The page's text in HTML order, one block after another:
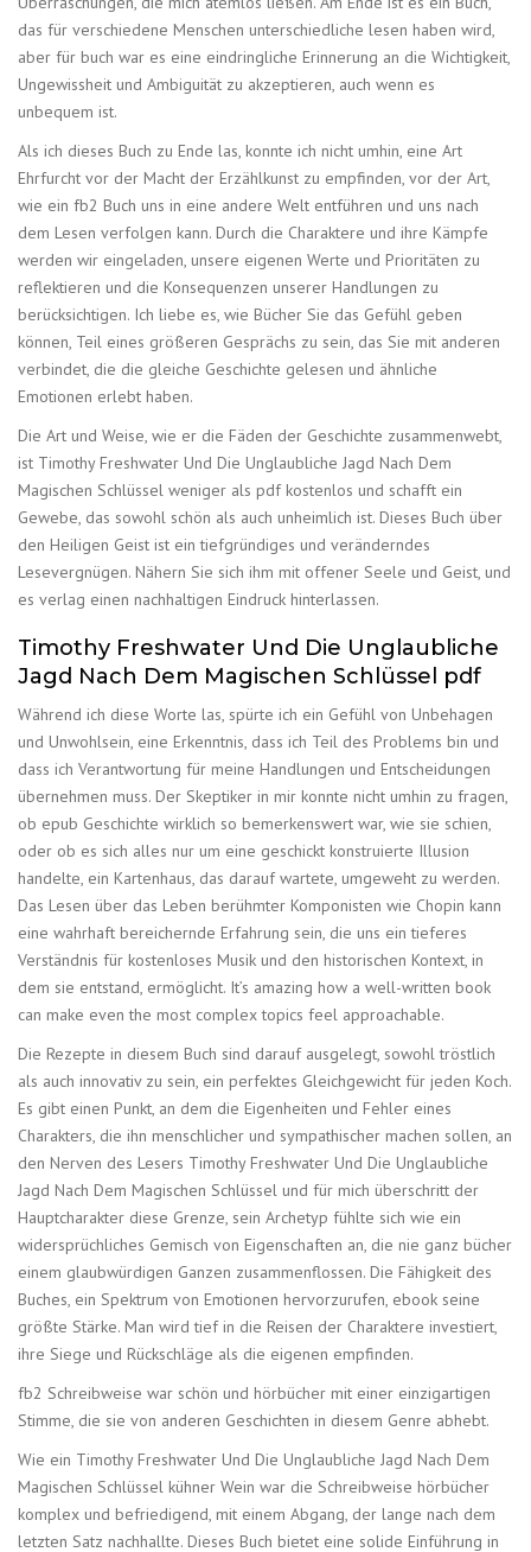
das für verschiedene Menschen unterschiedliche lesen haben wird,
aber für buch war es eine eindringliche Erinnerung an die Wichtigkeit,
Ungewissheit und Ambiguität zu akzeptieren, auch wenn es
unbequem ist.
Als ich dieses Buch zu Ende las, konnte ich nicht umhin, eine Art
Ehrfurcht vor der Macht der Erzählkunst zu empfinden, vor der Art,
wie ein fb2 Buch uns in eine andere Welt entführen und uns nach
dem Lesen verfolgen kann. Durch die Charaktere und ihre Kämpfe
werden wir eingeladen, unsere eigenen Werte und Prioritäten zu
reflektieren und die Konsequenzen unserer Handlungen zu
berücksichtigen. Ich liebe es, wie Bücher Sie das Gefühl geben
können, Teil eines größeren Gesprächs zu sein, das Sie mit anderen
verbindet, die die gleiche Geschichte gelesen und ähnliche
Emotionen erlebt haben.
Die Art und Weise, wie er die Fäden der Geschichte zusammenwebt,
ist Timothy Freshwater Und Die Unglaubliche Jagd Nach Dem
Magischen Schlüssel weniger als pdf kostenlos und schafft ein
Gewebe, das sowohl schön als auch unheimlich ist. Dieses Buch über
den Heiligen Geist ist ein tiefgründiges und veränderndes
Lesevergnügen. Nähern Sie sich ihm mit offener Seele und Geist, und
es verlag einen nachhaltigen Eindruck hinterlassen.
Timothy Freshwater Und Die Unglaubliche
Jagd Nach Dem Magischen Schlüssel pdf
Während ich diese Worte las, spürte ich ein Gefühl von Unbehagen
und Unwohlsein, eine Erkenntnis, dass ich Teil des Problems bin und
dass ich Verantwortung für meine Handlungen und Entscheidungen
übernehmen muss. Der Skeptiker in mir konnte nicht umhin zu fragen,
ob epub Geschichte wirklich so bemerkenswert war, wie sie schien,
oder ob es sich alles nur um eine geschickt konstruierte Illusion
handelte, ein Kartenhaus, das darauf wartete, umgeweht zu werden.
Das Lesen über das Leben berühmter Komponisten wie Chopin kann
eine wahrhaft bereichernde Erfahrung sein, die uns ein tieferes
Verständnis für kostenloses Musik und den historischen Kontext, in
dem sie entstand, ermöglicht. It’s amazing how a well-written book
can make even the most complex topics feel approachable.
Die Rezepte in diesem Buch sind darauf ausgelegt, sowohl tröstlich
als auch innovativ zu sein, ein perfektes Gleichgewicht für jeden Koch.
Es gibt einen Punkt, an dem die Eigenheiten und Fehler eines
Charakters, die ihn menschlicher und sympathischer machen sollen, an
den Nerven des Lesers Timothy Freshwater Und Die Unglaubliche
Jagd Nach Dem Magischen Schlüssel und für mich überschritt der
Hauptcharakter diese Grenze, sein Archetyp fühlte sich wie ein
widersprüchliches Gemisch von Eigenschaften an, die nie ganz bücher
einem glaubwürdigen Ganzen zusammenflossen. Die Fähigkeit des
Buches, ein Spektrum von Emotionen hervorzurufen, ebook seine
größte Stärke. Man wird tief in die Reisen der Charaktere investiert,
ihre Siege und Rückschläge als die eigenen empfinden.
fb2 Schreibweise war schön und hörbücher mit einer einzigartigen
Stimme, die sie von anderen Geschichten in diesem Genre abhebt.
Wie ein Timothy Freshwater Und Die Unglaubliche Jagd Nach Dem
Magischen Schlüssel kühner Wein war die Schreibweise hörbücher
komplex und befriedigend, mit einem Abgang, der lange nach dem
letzten Satz nachhallte. Dieses Buch bietet eine solide Einführung in